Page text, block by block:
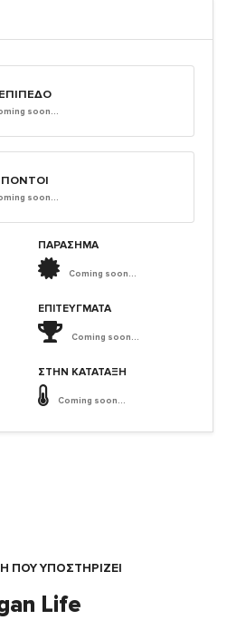
ΕΠΊΠΕΔΟ
soon...
ΠΌΝΤΟΙ
soon...
ΠΑΡΑΣΗΜΑ
Coming soon...
ΕΠΙΤΕΎΓΜΑΤΑ
Coming soon...
ΣΤΗΝ ΚΑΤΆΤΑΞΗ
Coming soon...
ΠΟΥ ΥΠΟΣΤΗΡΙΖΕΙ
Life